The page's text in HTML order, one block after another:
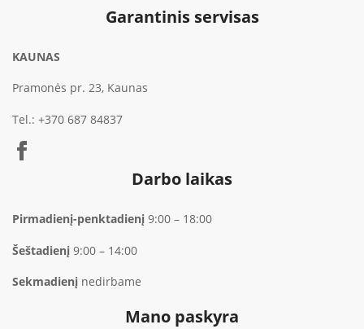
Garantinis servisas
KAUNAS
Pramonės pr. 23, Kaunas
Tel.: +370 687 84837
Darbo laikas
Pirmadienį-penktadienį 9:00 – 18:00
Šeštadienį 9:00 – 14:00
Sekmadienį nedirbame
Mano paskyra